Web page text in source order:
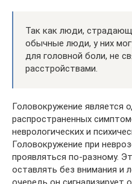
Так как люди,
обычные люди, у них
для головной боли, не
расстройствами.
Головокружение является
распространенных
неврологических и
Головокружение при
проявляться по-разному.
оставлять без внимания и